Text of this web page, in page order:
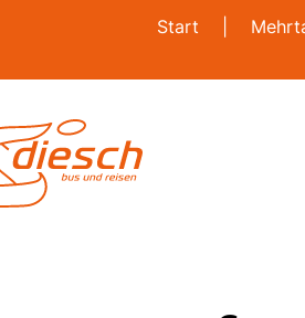
Start